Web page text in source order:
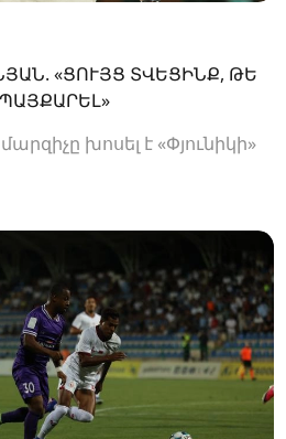
«ՑՈՒՅՑ ՏՎԵՑԻՆՔ, ԹԵ
խոսել է «Փյունիկի»